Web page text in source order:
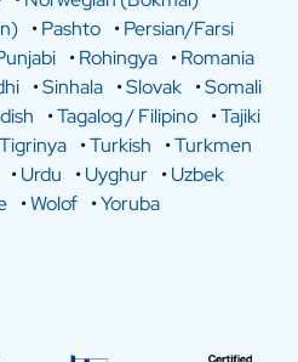
•Pashto •Persian/Farsi
•Rohingya •Romania
•Sinhala •Slovak •Somali
•Tagalog / Filipino •Tajiki
Tigrinya •Turkish •Turkmen
•Urdu •Uyghur •Uzbek
•Wolof •Yoruba